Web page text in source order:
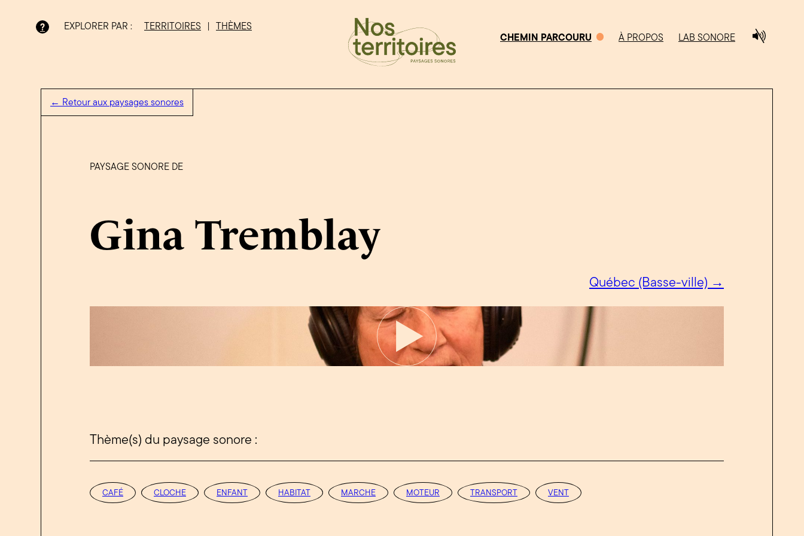
? EXPLORER PAR : TERRITOIRES
THÈMES
CHEMIN PARCOURU
À PROPOS LAB SONORE
← Retour aux paysages sonores
PAYSAGE SONORE DE
Gina Tremblay
Québec (Basse-ville) →
Thème(s) du paysage sonore :
CAFÉ CLOCHE ENFANT HABITAT MARCHE MOTEUR TRANSPORT VENT